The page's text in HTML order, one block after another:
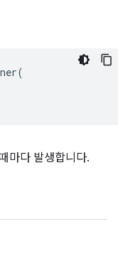
(
마다 발생합니다.